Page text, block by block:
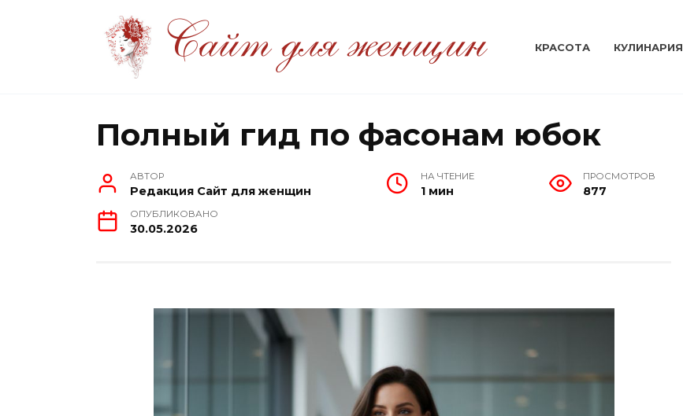
КРАСОТА КУЛИНАРИЯ
Полный гид по фасонам юбок
АВТОР
Редакция Сайт для женщин
НА ЧТЕНИЕ
1 мин
ПРОСМОТРОВ
877
ОПУБЛИКОВАНО
30.05.2026